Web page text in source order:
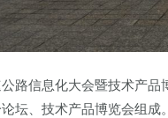
路信息化大会暨技术产品
坛、技术产品博览会组成。